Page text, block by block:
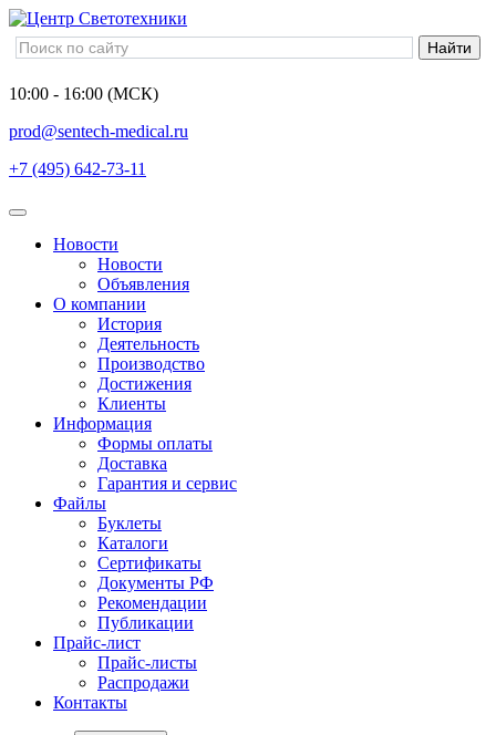
10:00 - 16:00 (МСК)
prod@sentech-medical.ru
+7 (495) 642-73-11
Новости
Новости
Объявления
О компании
История
Деятельность
Производство
Достижения
Клиенты
Информация
Формы оплаты
Доставка
Гарантия и сервис
Файлы
Буклеты
Каталоги
Сертификаты
Документы РФ
Рекомендации
Публикации
Прайс-лист
Прайс-листы
Распродажи
Контакты